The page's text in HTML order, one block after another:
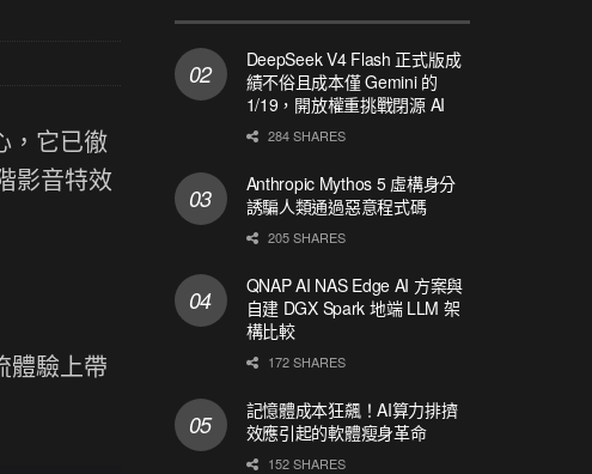
，它已徹
影音特效
體驗上帶
DeepSeek V4 Flash 正式版成
績不俗且成本僅 Gemini 的
1/19，開放權重挑戰閉源 AI
284 SHARES
Anthropic Mythos 5 虛構身分
誘騙人類通過惡意程式碼
205 SHARES
QNAP AI NAS Edge AI 方案與
自建 DGX Spark 地端 LLM 架
構比較
172 SHARES
記憶體成本狂飆！AI算力排擠
效應引起的軟體瘦身革命
152 SHARES